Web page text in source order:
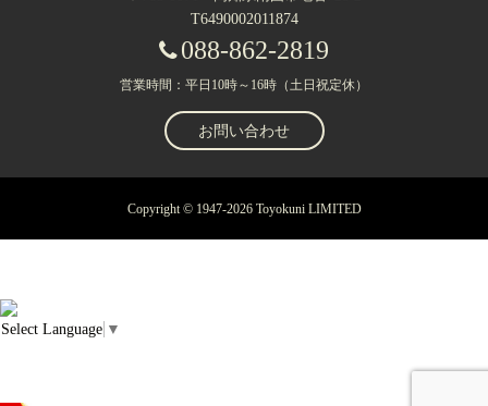
T6490002011874
088-862-2819
営業時間：平日10時～16時（土日祝定休）
お問い合わせ
Copyright © 1947-2026 Toyokuni LIMITED
Select Language ▼